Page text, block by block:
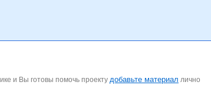
и Вы готовы помочь проекту добавьте материал лично